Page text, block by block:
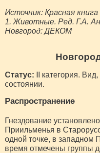
Источник: Красная
1. Животные. Ред. Г.А.
Новгород: ДЕКОМ
Статус: II категория.
состоянии.
Распространение
Гнездование
Приильменья в
одной точке, в западном
время отмечены группы